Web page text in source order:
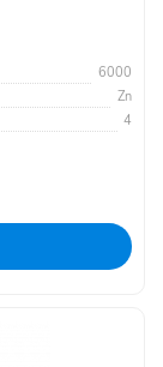
6000
Zn
4